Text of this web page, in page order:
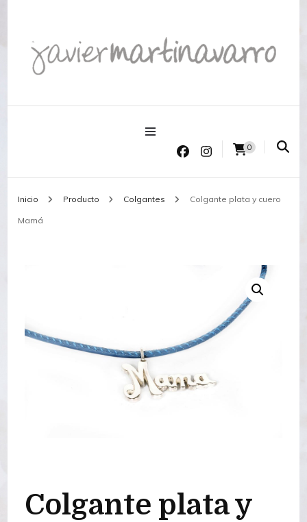
Joyería Javier Martinavarro
0
Inicio Producto Colgantes Colgante plata y cuero
Mamá
Colgante plata y